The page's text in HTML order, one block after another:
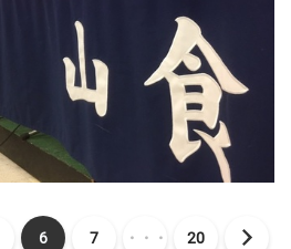
6 7 ・・・ 20